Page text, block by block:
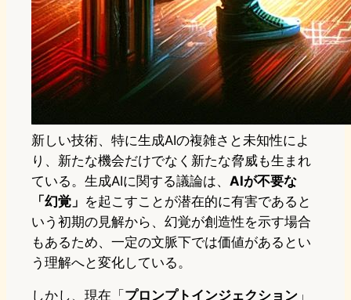
新しい技術、特に生成AIの複雑さと未知性によ
り、新たな機会だけでなく新たな脅威も生まれ
ている。生成AIに関する議論は、 AIが不要な
「幻覚」 を起こすことが潜在的に有害であると
いう初期の見解から、幻覚が創造性を示す場合
もあるため、一定の文脈下では価値があるとい
う理解へと変化している。
しかし、現在「 プロンプトインジェクション 」